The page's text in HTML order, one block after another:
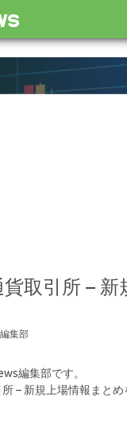
取引所 – 新
集部
編集部です。
– 新規上場情報まとめ